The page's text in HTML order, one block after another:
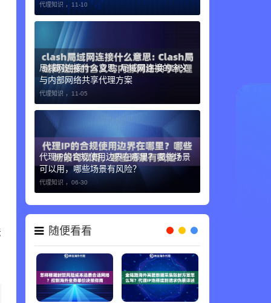
代理知识 ， 11-10
局域网连接什么意思: 局域网连接的含义
与内部网络共享代理方案
代理知识 ， 11-05
代理IP的合规使用边界在哪里？哪些场景
可以用，哪些场景有风险？
代理知识 ， 06-30
随便看看